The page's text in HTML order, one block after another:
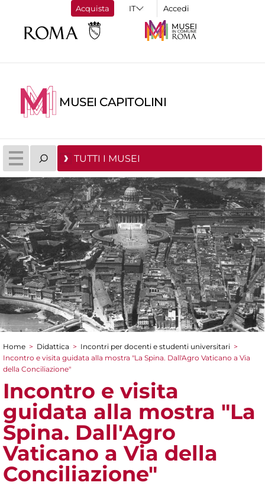
Acquista Accedi
MUSEI CAPITOLINI
TUTTI I MUSEI
Tu sei qui
Home > Didattica > Incontri per docenti e studenti universitari >
Incontro e visita guidata alla mostra "La Spina. Dall'Agro Vaticano a Via
della Conciliazione"
Incontro e visita
guidata alla mostra "La
Spina. Dall'Agro
Vaticano a Via della
Conciliazione"